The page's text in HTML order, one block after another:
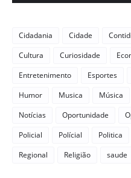
Cidadania Cidade
Cultura
Curiosidade
Entretenimento
Esportes
Humor
Musica Música
Notícias
Oportunidade
Policial
Polícial Politica
Regional
Religião saude